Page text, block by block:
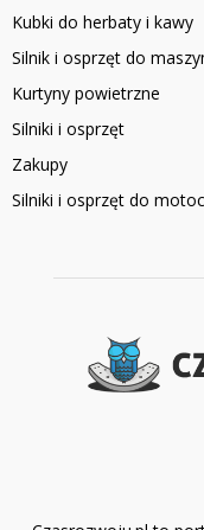
Kubki do herbaty i kawy
Silnik i osprzęt do
Kurtyny powietrzne
Silniki i osprzęt
Zakupy
Silniki i osprzęt do